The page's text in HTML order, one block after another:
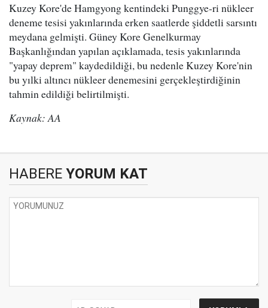
Kuzey Kore'de Hamgyong kentindeki Punggye-ri nükleer
deneme tesisi yakınlarında erken saatlerde şiddetli sarsıntı
meydana gelmişti. Güney Kore Genelkurmay
Başkanlığından yapılan açıklamada, tesis yakınlarında
"yapay deprem" kaydedildiği, bu nedenle Kuzey Kore'nin
bu yılki altıncı nükleer denemesini gerçekleştirdiğinin
tahmin edildiği belirtilmişti.
Kaynak: AA
HABERE YORUM KAT